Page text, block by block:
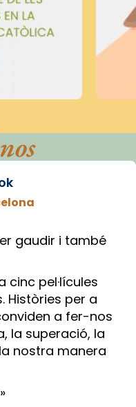
gaudir i també
cinc pel·lícules
Històries per a
a fer-nos
la superació, la
nostra manera